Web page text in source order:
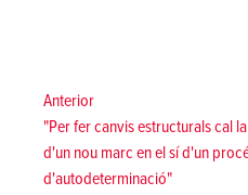
d'entradesAnteriorAnterior:
"Per fer canvis estructurals cal
d'un nou marc en el sí d'un
d'autodeterminació"